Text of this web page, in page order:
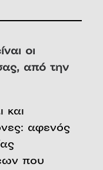
οι
από την
και
αφενός
που